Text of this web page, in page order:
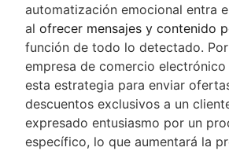
automatización emocional entra
al ofrecer mensajes y contenido
función de todo lo detectado.
empresa de comercio
esta estrategia para enviar
descuentos exclusivos a un
expresado entusiasmo por un
específico, lo que aumentará la